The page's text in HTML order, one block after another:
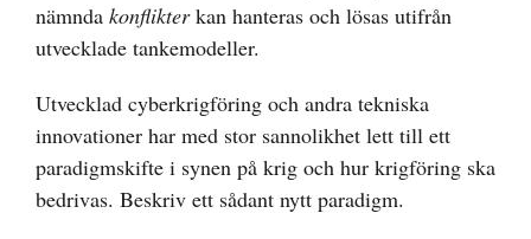
nämnda konflikterkan hanteras och lösas utifrån
utvecklade tankemodeller.
Utvecklad cyberkrigföring och andra tekniska
innovationer har med stor sannolikhet lett till ett
paradigmskifte i synen på krig och hur krigföring ska
bedrivas. Beskriv ett sådant nytt paradigm.